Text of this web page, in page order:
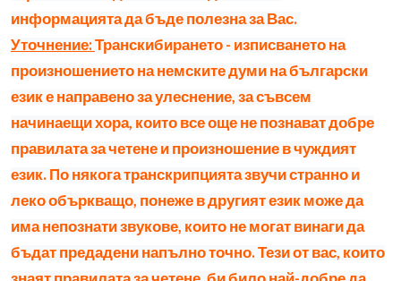
информацията да бъде полезна за Вас.
Уточнение:Транскибирането - изписването на
произношението на немските думи на български
език е направено за улеснение, за съвсем
начинаещи хора, които все още не познават добре
правилата за четене и произношение в чуждият
език. По някога транскрипцията звучи странно и
леко объркващо, понеже в другият език може да
има непознати звукове, които не могат винаги да
бъдат предадени напълно точно. Тези от вас, които